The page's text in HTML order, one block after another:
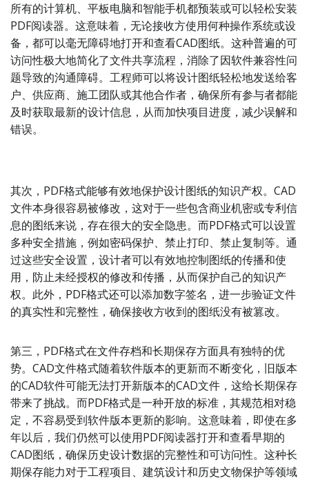
所有的计算机、平板电脑和智能手机都预装或可以轻松安装
PDF阅读器。这意味着，无论接收方使用何种操作系统或设
备，都可以毫无障碍地打开和查看CAD图纸。这种普遍的可
访问性极大地简化了文件共享流程，消除了因软件兼容性问
题导致的沟通障碍。工程师可以将设计图纸轻松地发送给客
户、供应商、施工团队或其他合作者，确保所有参与者都能
及时获取最新的设计信息，从而加快项目进度，减少误解和
错误。
其次，PDF格式能够有效地保护设计图纸的知识产权。CAD
文件本身很容易被修改，这对于一些包含商业机密或专利信
息的图纸来说，存在很大的安全隐患。而PDF格式可以设置
多种安全措施，例如密码保护、禁止打印、禁止复制等。通
过这些安全设置，设计者可以有效地控制图纸的传播和使
用，防止未经授权的修改和传播，从而保护自己的知识产
权。此外，PDF格式还可以添加数字签名，进一步验证文件
的真实性和完整性，确保接收方收到的图纸没有被篡改。
第三，PDF格式在文件存档和长期保存方面具有独特的优
势。CAD文件格式随着软件版本的更新而不断变化，旧版本
的CAD软件可能无法打开新版本的CAD文件，这给长期保存
带来了挑战。而PDF格式是一种开放的标准，其规范相对稳
定，不容易受到软件版本更新的影响。这意味着，即使在多
年以后，我们仍然可以使用PDF阅读器打开和查看早期的
CAD图纸，确保历史设计数据的完整性和可访问性。这种长
期保存能力对于工程项目、建筑设计和历史文物保护等领域